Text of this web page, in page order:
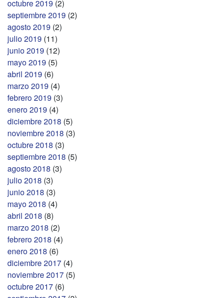
octubre 2019 (2)
septiembre 2019 (2)
agosto 2019 (2)
julio 2019 (11)
junio 2019 (12)
mayo 2019 (5)
abril 2019 (6)
marzo 2019 (4)
febrero 2019 (3)
enero 2019 (4)
diciembre 2018 (5)
noviembre 2018 (3)
octubre 2018 (3)
septiembre 2018 (5)
agosto 2018 (3)
julio 2018 (3)
junio 2018 (3)
mayo 2018 (4)
abril 2018 (8)
marzo 2018 (2)
febrero 2018 (4)
enero 2018 (6)
diciembre 2017 (4)
noviembre 2017 (5)
octubre 2017 (6)